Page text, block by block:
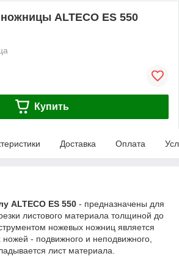
ALTECO ES 550
Купить
Доставка Оплата
ALTECO ES 550 - предназначены для
листового материала толщиной до
ножевых ножниц является
- подвижного и неподвижного,
лист материала.